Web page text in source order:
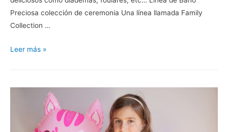
Preciosa colección de ceremonia Una línea llamada Family
Collection …
NANOS
y
Leer más »